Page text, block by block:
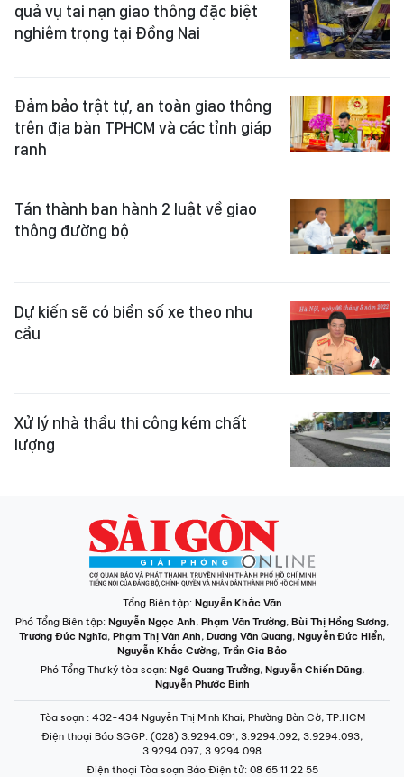
quả vụ tai nạn giao thông đặc biệt
nghiêm trọng tại Đồng Nai
Đảm bảo trật tự, an toàn giao thông
trên địa bàn TPHCM và các tỉnh giáp
ranh
Tán thành ban hành 2 luật về giao
thông đường bộ
Dự kiến sẽ có biển số xe theo nhu
cầu
Xử lý nhà thầu thi công kém chất
lượng
Tổng Biên tập: Nguyễn Khắc Văn
Phó Tổng Biên tập: Nguyễn Ngọc Anh, Phạm Văn Trường, Bùi Thị Hồng Sương,
Trương Đức Nghĩa, Phạm Thị Vân Anh, Dương Văn Quang, Nguyễn Đức Hiển,
Nguyễn Khắc Cường, Trần Gia Bảo
Phó Tổng Thư ký tòa soạn: Ngô Quang Trưởng, Nguyễn Chiến Dũng,
Nguyễn Phước Bình
Tòa soạn : 432-434 Nguyễn Thị Minh Khai, Phường Bàn Cờ, TP.HCM
Điện thoại Báo SGGP: (028) 3.9294.091, 3.9294.092, 3.9294.093,
3.9294.097, 3.9294.098
Điện thoại Tòa soạn Báo Điện tử: 08 65 11 22 55